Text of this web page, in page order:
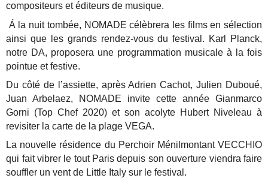
compositeurs et éditeurs de musique.
Á la nuit tombée, NOMADE célèbrera les films en sélection
ainsi que les grands rendez-vous du festival. Karl Planck,
notre DA, proposera une programmation musicale à la fois
pointue et festive.
Du côté de l’assiette, après Adrien Cachot, Julien Duboué,
Juan Arbelaez, NOMADE invite cette année Gianmarco
Gorni (Top Chef 2020) et son acolyte Hubert Niveleau à
revisiter la carte de la plage VEGA.
La nouvelle résidence du Perchoir Ménilmontant VECCHIO
qui fait vibrer le tout Paris depuis son ouverture viendra faire
souffler un vent de Little Italy sur le festival.